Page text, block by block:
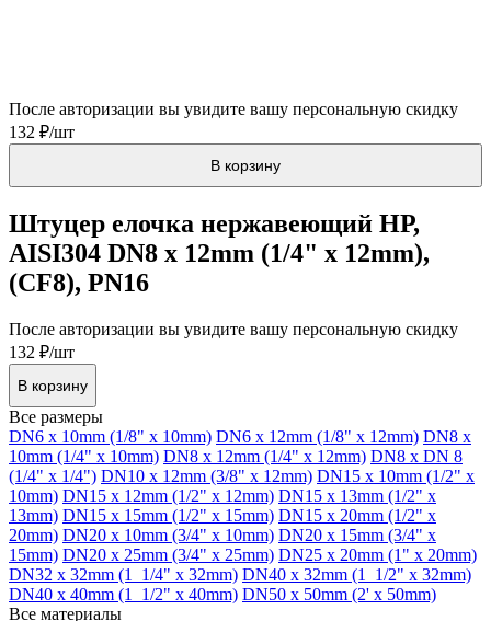
После авторизации вы увидите вашу персональную скидку
132 ₽/шт
В корзину
Штуцер елочка нержавеющий НР,
AISI304 DN8 x 12mm (1/4" x 12mm),
(CF8), PN16
После авторизации вы увидите вашу персональную скидку
132 ₽/шт
В корзину
Все размеры
DN6 x 10mm (1/8" x 10mm) DN6 x 12mm (1/8" x 12mm) DN8 x
10mm (1/4" x 10mm) DN8 x 12mm (1/4" x 12mm) DN8 x DN 8
(1/4" x 1/4") DN10 x 12mm (3/8" x 12mm) DN15 x 10mm (1/2" x
10mm) DN15 x 12mm (1/2" x 12mm) DN15 x 13mm (1/2" x
13mm) DN15 x 15mm (1/2" x 15mm) DN15 x 20mm (1/2" x
20mm) DN20 x 10mm (3/4" x 10mm) DN20 x 15mm (3/4" x
15mm) DN20 x 25mm (3/4" x 25mm) DN25 x 20mm (1" x 20mm)
DN32 x 32mm (1_1/4" x 32mm) DN40 x 32mm (1_1/2" x 32mm)
DN40 x 40mm (1_1/2" x 40mm) DN50 x 50mm (2' x 50mm)
Все материалы